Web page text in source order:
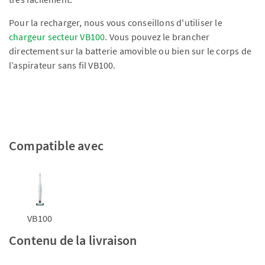
Pour la recharger, nous vous conseillons d'utiliser le
chargeur secteur VB100. Vous pouvez le brancher
directement sur la batterie amovible ou bien sur le corps de
l’aspirateur sans fil VB100.
Compatible avec
VB100
Contenu de la livraison